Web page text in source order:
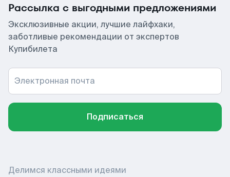
Рассылка с выгодными предложениями
Эксклюзивные акции, лучшие лайфхаки,
заботливые рекомендации от экспертов
Купибилета
Электронная почта
Подписаться
Делимся классными идеями